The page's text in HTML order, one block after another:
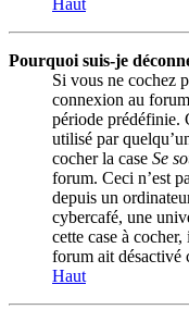
Haut
Pourquoi suis-je
Si vous ne cochez
connexion au
période prédéfinie.
utilisé par
cocher la case Se
forum. Ceci n’est
depuis un
cybercafé, une
cette case à
forum ait désactivé
Haut